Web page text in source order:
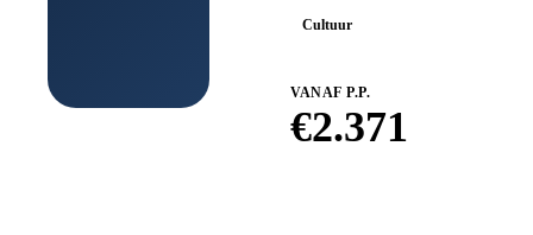
Cultuur
VANAF P.P.
€2.371